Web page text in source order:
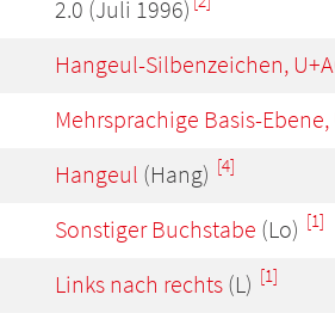
2.0 (Juli 1996)
Hangeul-Silbenzeichen,
Mehrsprachige Basis-Ebene,
Hangeul (Hang) [4]
Sonstiger Buchstabe (Lo) [1]
Links nach rechts (L) [1]